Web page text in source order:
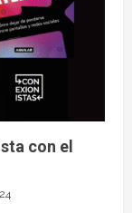
con el